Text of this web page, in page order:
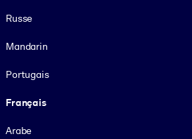
Russe
Mandarin
Portugais
Français
Arabe